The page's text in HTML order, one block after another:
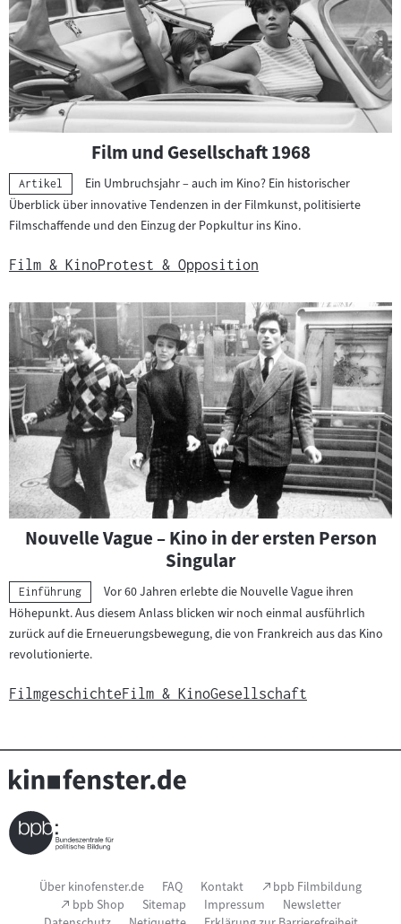
Film und Gesellschaft 1968
Kategorie:
Artikel
Ein Umbruchsjahr – auch im Kino? Ein historischer
Überblick über innovative Tendenzen in der Filmkunst, politisierte
Filmschaffende und den Einzug der Popkultur ins Kino.
Film & KinoProtest & Opposition
Nouvelle Vague – Kino in der ersten Person
Singular
Kategorie:
Einführung
Vor 60 Jahren erlebte die Nouvelle Vague ihren
Höhepunkt. Aus diesem Anlass blicken wir noch einmal ausführlich
zurück auf die Erneuerungsbewegung, die von Frankreich aus das Kino
revolutionierte.
FilmgeschichteFilm & KinoGesellschaft
Seitenfußnavigation
Über kinofenster.de FAQ Kontakt (Link
öffnet
im
bpb Filmbildung
(Link
öffnet
bpb Shop Sitemap Impressum
Newsletter